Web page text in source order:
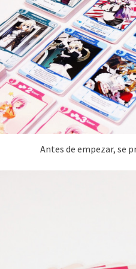
Antes de empezar, se